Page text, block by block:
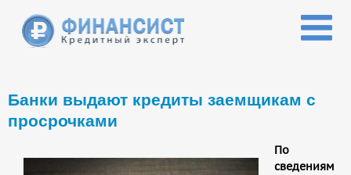
Банки выдают кредиты заемщикам с
просрочками
По
сведениям